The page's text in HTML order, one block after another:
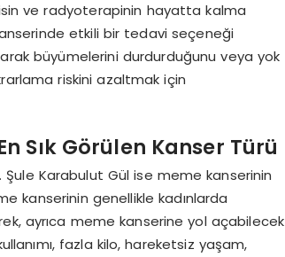
ve radyoterapinin hayatta kalma
etkili bir tedavi seçeneği
büyümelerini durdurduğunu veya yok
riskini azaltmak için
Sık Görülen Kanser Türü
Şule Karabulut Gül ise meme kanserinin
kanserinin genellikle kadınlarda
ayrıca meme kanserine yol açabilecek
fazla kilo, hareketsiz yaşam,